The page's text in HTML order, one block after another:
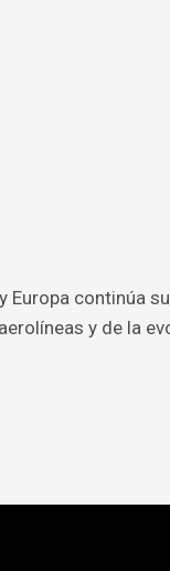
Europa continúa
y de la